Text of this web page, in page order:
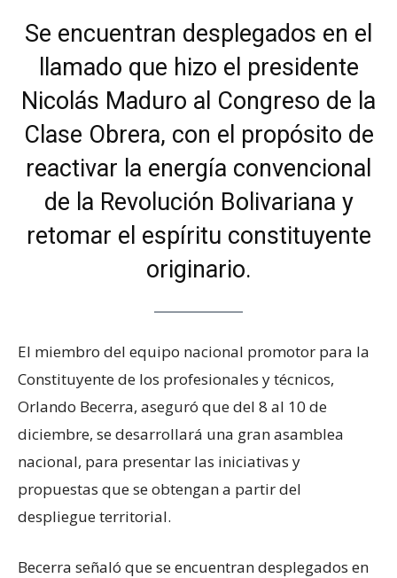
Se encuentran desplegados en el
llamado que hizo el presidente
Nicolás Maduro al Congreso de la
Clase Obrera, con el propósito de
reactivar la energía convencional
de la Revolución Bolivariana y
retomar el espíritu constituyente
originario.
El miembro del equipo nacional promotor para la
Constituyente de los profesionales y técnicos,
Orlando Becerra, aseguró que del 8 al 10 de
diciembre, se desarrollará una gran asamblea
nacional, para presentar las iniciativas y
propuestas que se obtengan a partir del
despliegue territorial.
Becerra señaló que se encuentran desplegados en